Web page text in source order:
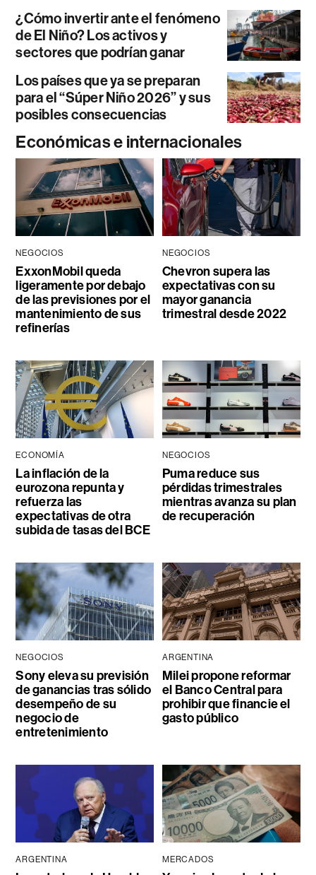
¿Cómo invertir ante el fenómeno
de El Niño? Los activos y
sectores que podrían ganar
Los países que ya se preparan
para el “Súper Niño 2026” y sus
posibles consecuencias
Económicas e internacionales
NEGOCIOS
ExxonMobil queda
ligeramente por debajo
de las previsiones por el
mantenimiento de sus
refinerías
NEGOCIOS
Chevron supera las
expectativas con su
mayor ganancia
trimestral desde 2022
ECONOMÍA
La inflación de la
eurozona repunta y
refuerza las
expectativas de otra
subida de tasas del BCE
NEGOCIOS
Puma reduce sus
pérdidas trimestrales
mientras avanza su plan
de recuperación
NEGOCIOS
Sony eleva su previsión
de ganancias tras sólido
desempeño de su
negocio de
entretenimiento
ARGENTINA
Milei propone reformar
el Banco Central para
prohibir que financie el
gasto público
ARGENTINA MERCADOS